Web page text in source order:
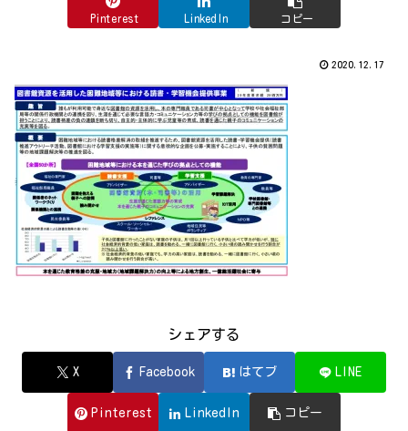
Pinterest LinkedIn コピー
2020.12.17
シェアする
X Facebook はてブ LINE
Pinterest LinkedIn コピー